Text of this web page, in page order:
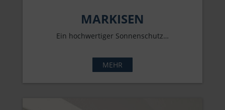
MARKISEN
Ein hochwertiger Sonnenschutz…
MEHR